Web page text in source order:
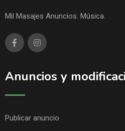
Mil Masajes Anuncios. Música.
Anuncios y
Publicar anuncio